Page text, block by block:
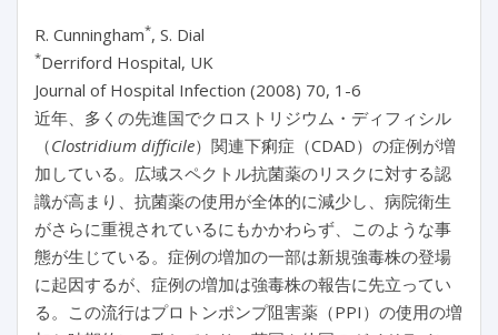
R. Cunningham*, S. Dial
*Derriford Hospital, UK
Journal of Hospital Infection (2008) 70, 1-6
近年、多くの先進国でクロストリジウム・ディフィシル
（Clostridium difficile）関連下痢症（CDAD）の症例が増
加している。広域スペクトル抗菌薬のリスクに対する認
識が高まり、抗菌薬の使用が全体的に減少し、病院衛生
がさらに重視されているにもかかわらず、このような事
態が生じている。症例の増加の一部は新規強毒株の登場
に起因するが、症例の増加は強毒株の報告に先立ってい
る。この流行はプロトンポンプ阻害薬（PPI）の使用の増